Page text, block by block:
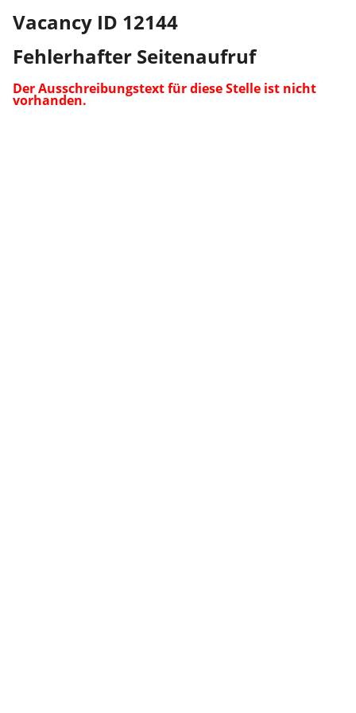
Vacancy ID 12144
Fehlerhafter Seitenaufruf
Der Ausschreibungstext für diese Stelle ist nicht
vorhanden.